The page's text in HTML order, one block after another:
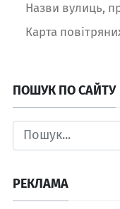
Назви вулиць,
Карта
ПОШУК ПО САЙТУ
РЕКЛАМА